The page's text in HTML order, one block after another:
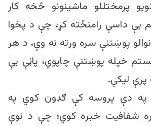
پرمختللو ماشینونو څخه کار
داسې رامنځته کړ، چې د پخوا
پوښتنې سره ورته نه وې، د هر
خپله پوښتنې چاپوي، پاڼې یې
پرې لیکي.
دې پروسه کې ګډون کوي په
شفافیت خبره کوي؛ چې د نوې